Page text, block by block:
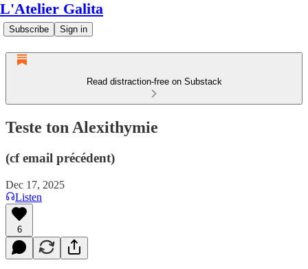
L'Atelier Galita
Subscribe Sign in
Read distraction-free on Substack
Teste ton Alexithymie
(cf email précédent)
Dec 17, 2025
Listen
6